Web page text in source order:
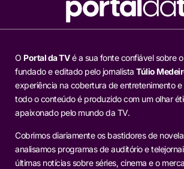
O Portal da TVé a sua fonte confiável sobre
fundado e editado pelo jornalista Túlio
experiência na cobertura de entretenimento
todo o conteúdo é produzido com um olhar
apaixonado pelo mundo da TV.
Cobrimos diariamente os bastidores de
analisamos programas de auditório e
últimas notícias sobre séries, cinema e o